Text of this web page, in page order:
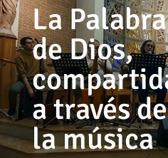
La Palabra
de Dios,
a través de
la música